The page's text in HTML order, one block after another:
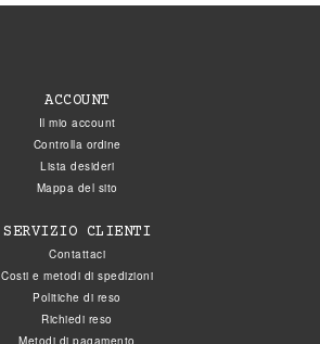
ACCOUNT
Il mio account
Controlla ordine
Lista desideri
Mappa del sito
SERVIZIO CLIENTI
Contattaci
Costi e metodi di spedizioni
Politiche di reso
Richiedi reso
Metodi di pagamento